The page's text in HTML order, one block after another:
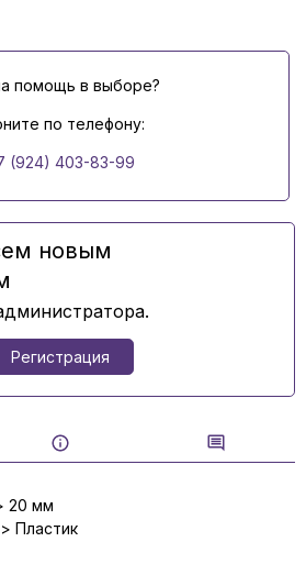
помощь в выборе?
по телефону:
(924) 403-83-99
новым
Регистрация
20 мм
Пластик